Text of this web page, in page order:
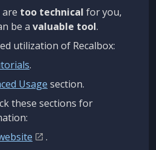
are too technical for you,
be a valuable tool.
utilization of Recalbox:
.
Usage section.
these sections for
.